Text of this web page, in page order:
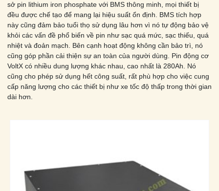
sở pin lithium iron phosphate với BMS thông minh, mọi thiết bị
đều được chế tạo để mang lại hiệu suất ổn định. BMS tích hợp
này cũng đảm bảo tuổi thọ sử dụng lâu hơn vì nó tự động bảo vệ
khỏi các vấn đề phổ biến về pin như sạc quá mức, sạc thiếu, quá
nhiệt và đoản mạch. Bên cạnh hoạt động không cần bảo trì, nó
cũng góp phần cải thiện sự an toàn của người dùng. Pin động cơ
VoltX có nhiều dung lượng khác nhau, cao nhất là 280Ah. Nó
cũng cho phép sử dụng hết công suất, rất phù hợp cho việc cung
cấp năng lượng cho các thiết bị như xe tốc độ thấp trong thời gian
dài hơn.